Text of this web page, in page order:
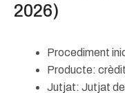
2026)
Procediment
Producte:
Jutjat: Jutjat de